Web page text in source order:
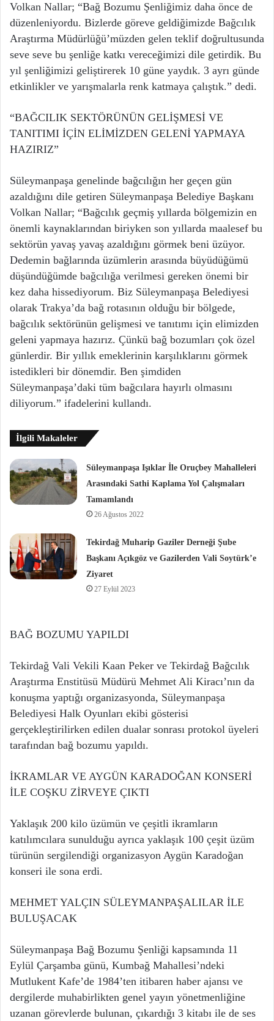
Volkan Nallar; “Bağ Bozumu Şenliğimiz daha önce de
düzenleniyordu. Bizlerde göreve geldiğimizde Bağcılık
Araştırma Müdürlüğü’müzden gelen teklif doğrultusunda
seve seve bu şenliğe katkı vereceğimizi dile getirdik. Bu
yıl şenliğimizi geliştirerek 10 güne yaydık. 3 ayrı günde
etkinlikler ve yarışmalarla renk katmaya çalıştık.” dedi.
“BAĞCILIK SEKTÖRÜNÜN GELİŞMESİ VE
TANITIMI İÇİN ELİMİZDEN GELENİ YAPMAYA
HAZIRIZ”
Süleymanpaşa genelinde bağcılığın her geçen gün
azaldığını dile getiren Süleymanpaşa Belediye Başkanı
Volkan Nallar; “Bağcılık geçmiş yıllarda bölgemizin en
önemli kaynaklarından biriyken son yıllarda maalesef bu
sektörün yavaş yavaş azaldığını görmek beni üzüyor.
Dedemin bağlarında üzümlerin arasında büyüdüğümü
düşündüğümde bağcılığa verilmesi gereken önemi bir
kez daha hissediyorum. Biz Süleymanpaşa Belediyesi
olarak Trakya’da bağ rotasının olduğu bir bölgede,
bağcılık sektörünün gelişmesi ve tanıtımı için elimizden
geleni yapmaya hazırız. Çünkü bağ bozumları çok özel
günlerdir. Bir yıllık emeklerinin karşılıklarını görmek
istedikleri bir dönemdir. Ben şimdiden
Süleymanpaşa’daki tüm bağcılara hayırlı olmasını
diliyorum.” ifadelerini kullandı.
İlgili Makaleler
Süleymanpaşa Işıklar İle Oruçbey Mahalleleri
Arasındaki Sathi Kaplama Yol Çalışmaları
Tamamlandı
26 Ağustos 2022
Tekirdağ Muharip Gaziler Derneği Şube
Başkanı Açıkgöz ve Gazilerden Vali Soytürk’e
Ziyaret
27 Eylül 2023
BAĞ BOZUMU YAPILDI
Tekirdağ Vali Vekili Kaan Peker ve Tekirdağ Bağcılık
Araştırma Enstitüsü Müdürü Mehmet Ali Kiracı’nın da
konuşma yaptığı organizasyonda, Süleymanpaşa
Belediyesi Halk Oyunları ekibi gösterisi
gerçekleştirilirken edilen dualar sonrası protokol üyeleri
tarafından bağ bozumu yapıldı.
İKRAMLAR VE AYGÜN KARADOĞAN KONSERİ
İLE COŞKU ZİRVEYE ÇIKTI
Yaklaşık 200 kilo üzümün ve çeşitli ikramların
katılımcılara sunulduğu ayrıca yaklaşık 100 çeşit üzüm
türünün sergilendiği organizasyon Aygün Karadoğan
konseri ile sona erdi.
MEHMET YALÇIN SÜLEYMANPAŞALILAR İLE
BULUŞACAK
Süleymanpaşa Bağ Bozumu Şenliği kapsamında 11
Eylül Çarşamba günü, Kumbağ Mahallesi’ndeki
Mutlukent Kafe’de 1984’ten itibaren haber ajansı ve
dergilerde muhabirlikten genel yayın yönetmenliğine
uzanan görevlerde bulunan, çıkardığı 3 kitabı ile de ses